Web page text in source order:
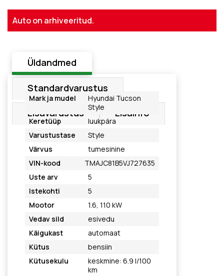
Hyundai Tucson Style 1.6,
Auto on arhiveeritud.
Üldandmed
Standardvarustus
Lisavarustus Lisainfo
Mark ja mudel
Hyundai Tucson
Style
Keretüüp
luukpära
Varustustase
Style
Värvus
tumesinine
VIN-kood
TMAJC81B5VJ727635
Uste arv
5
Istekohti
5
Mootor
1.6, 110 kW
Vedav sild
esivedu
Käigukast
automaat
Kütus
bensiin
Kütusekulu
keskmine: 6.9 l/100
km